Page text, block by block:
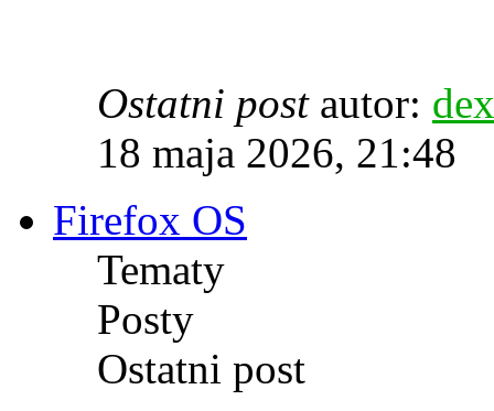
Ostatni postautor:
18 maja 2026, 21:48
Firefox OS
Tematy
Posty
Ostatni post